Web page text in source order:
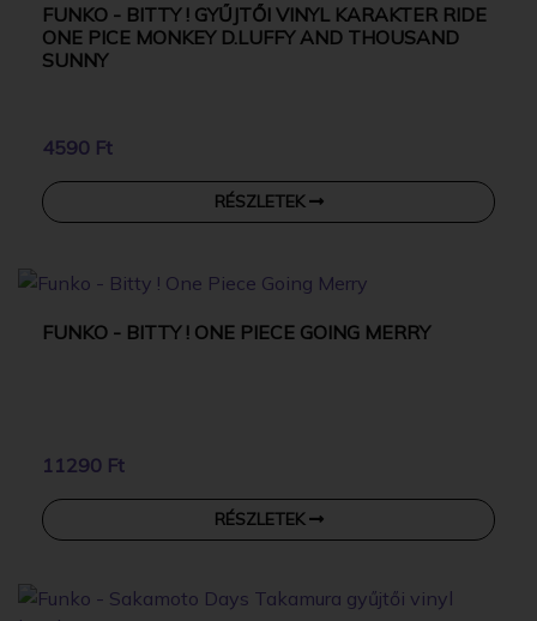
FUNKO - BITTY ! GYŰJTŐI VINYL KARAKTER RIDE
ONE PICE MONKEY D.LUFFY AND THOUSAND
SUNNY
4590 Ft
RÉSZLETEK
FUNKO - BITTY ! ONE PIECE GOING MERRY
11290 Ft
RÉSZLETEK